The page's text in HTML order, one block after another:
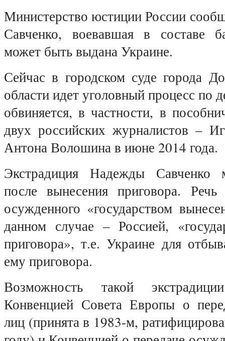
Министерство юстиции России
Савченко, воевавшая в составе
может быть выдана Украине.
Сейчас в городском суде города
области идет уголовный процесс по
обвиняется, в частности, в
двух российских журналистов –
Антона Волошина в июне 2014 года.
Экстрадиция Надежды Савченко
после вынесения приговора.
осужденного «государством
данном случае – Россией,
приговора», т.е. Украине для
ему приговора.
Возможность такой
Конвенцией Совета Европы о
лиц (принята в 1983-м,